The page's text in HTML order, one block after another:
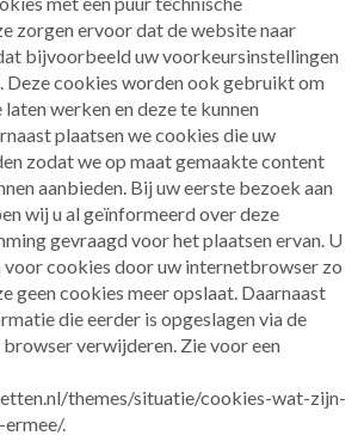
zorgen ervoor dat de website naar
bijvoorbeeld uw voorkeursinstellingen
Deze cookies worden ook gebruikt om
werken en deze te kunnen
plaatsen we cookies die uw
zodat we op maat gemaakte content
aanbieden. Bij uw eerste bezoek aan
wij u al geïnformeerd over deze
gevraagd voor het plaatsen ervan. U
voor cookies door uw internetbrowser zo
geen cookies meer opslaat. Daarnaast
die eerder is opgeslagen via de
verwijderen. Zie voor een
themes/situatie/cookies-wat-zijn-
.